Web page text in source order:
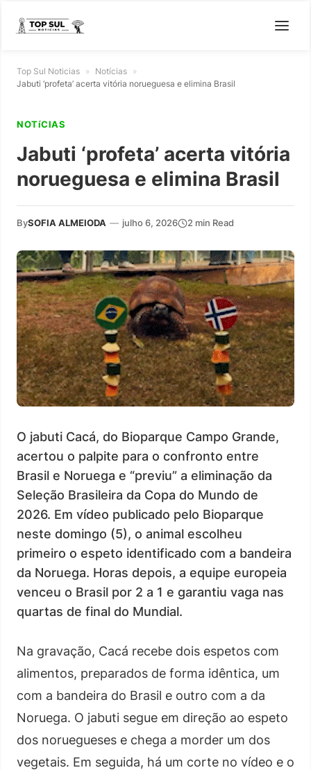
Top Sul Noticias » Notícias »
Jabuti ‘profeta’ acerta vitória norueguesa e elimina Brasil
NOTíCIAS
Jabuti ‘profeta’ acerta vitória
norueguesa e elimina Brasil
BySOFIA ALMEIODA — julho 6, 2026 2 min Read
O jabuti Cacá, do Bioparque Campo Grande,
acertou o palpite para o confronto entre
Brasil e Noruega e “previu” a eliminação da
Seleção Brasileira da Copa do Mundo de
2026. Em vídeo publicado pelo Bioparque
neste domingo (5), o animal escolheu
primeiro o espeto identificado com a bandeira
da Noruega. Horas depois, a equipe europeia
venceu o Brasil por 2 a 1 e garantiu vaga nas
quartas de final do Mundial.
Na gravação, Cacá recebe dois espetos com
alimentos, preparados de forma idêntica, um
com a bandeira do Brasil e outro com a da
Noruega. O jabuti segue em direção ao espeto
dos noruegueses e chega a morder um dos
vegetais. Em seguida, há um corte no vídeo e o